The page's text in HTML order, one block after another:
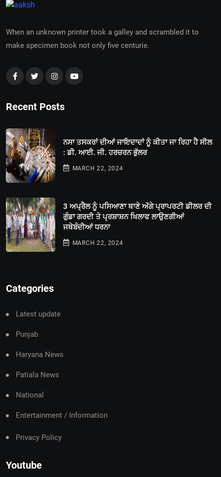
When an unknown printer took a galley and scrambled it to
make specimen book not only five centurie.
Recent Posts
ਨਸਾ ਤਸਕਰਾਂ ਦੀਆਂ ਜਾਇਦਾਦਾਂ ਨੂੰ ਕੀਤਾ ਜਾ ਰਿਹਾ ਹੈ ਸੀਲ
: ਡੀ. ਆਈ. ਜੀ. ਹਰਚਰਨ ਭੁੱਲਰ
MARCH 22, 2024
3 ਅਪ੍ਰੈਲ ਨੂੰ ਪਸਿਆਣਾ ਥਾਣੇ ਅੱਗੇ ਪ੍ਰਾਪਰਟੀ ਡੀਲਰ ਦੀ
ਗੁੰਡਾ ਗਰਦੀ ਤੇ ਪ੍ਰਸ਼ਾਸ਼ਨ ਖਿਲਾਫ ਲਾਉਣਗੀਆਂ
ਜਥੇਬੰਦੀਆਂ ਧਰਨਾ
MARCH 22, 2024
Categories
Latest update
Punjab
Haryana News
Patiala News
National
Entertainment / Information
Privacy Policy
Youtube